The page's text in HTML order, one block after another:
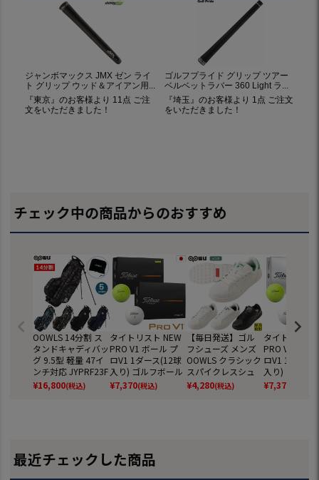
チェック中の商品からのおすすめ
OOWLS 14分割 ス
タンドキャディバッ
グ 9.5型 軽量 47イ
ンチ対応 JYPRF23F
SB 【JYPER'Sオリ
ジナル商品】
¥16,800(税込)
タイトリスト NEW
PRO V1 ボール プ
ロV1 1ダース(12球
入り) ゴルフボール
2025年モデル TITL
EIST 日本正規品
¥7,370(税込)
【毎日発送】ゴル
フシューズ メンズ
OOWLS クラシック
スパイクレスシュ
ーズ JYPRF003 ス
パイクレスシューズ
¥4,280(税込)
タイトリスト
PRO V1x ボ
ロV1 1ダース
入り) ゴルフ
2025年モデル
EIST 日本正
¥7,370
最近チェックした商品